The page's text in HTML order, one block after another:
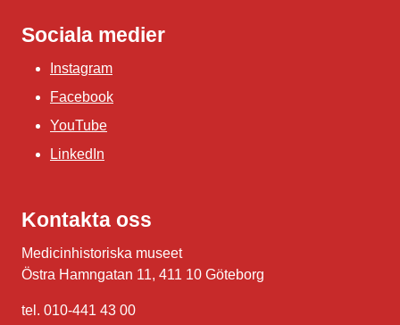
Sociala medier
Instagram
Facebook
YouTube
LinkedIn
Kontakta oss
Medicinhistoriska museet
Östra Hamngatan 11, 411 10 Göteborg
tel. 010-441 43 00